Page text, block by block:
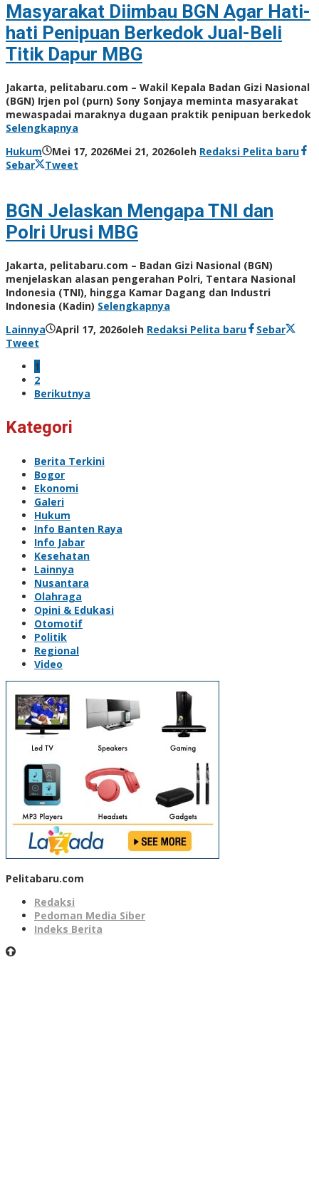
Masyarakat Diimbau BGN Agar Hati-
hati Penipuan Berkedok Jual-Beli
Titik Dapur MBG
Jakarta, pelitabaru.com – Wakil Kepala Badan Gizi Nasional
(BGN) Irjen pol (purn) Sony Sonjaya meminta masyarakat
mewaspadai maraknya dugaan praktik penipuan berkedok
Selengkapnya
Hukum
Mei 17, 2026Mei 21, 2026oleh Redaksi Pelita baru
Sebar
Tweet
BGN Jelaskan Mengapa TNI dan
Polri Urusi MBG
Jakarta, pelitabaru.com – Badan Gizi Nasional (BGN)
menjelaskan alasan pengerahan Polri, Tentara Nasional
Indonesia (TNI), hingga Kamar Dagang dan Industri
Indonesia (Kadin) Selengkapnya
Lainnya
April 17, 2026oleh Redaksi Pelita baru
Sebar
Tweet
1
2
Berikutnya
Kategori
Berita Terkini
Bogor
Ekonomi
Galeri
Hukum
Info Banten Raya
Info Jabar
Kesehatan
Lainnya
Nusantara
Olahraga
Opini & Edukasi
Otomotif
Politik
Regional
Video
Pelitabaru.com
Redaksi
Pedoman Media Siber
Indeks Berita